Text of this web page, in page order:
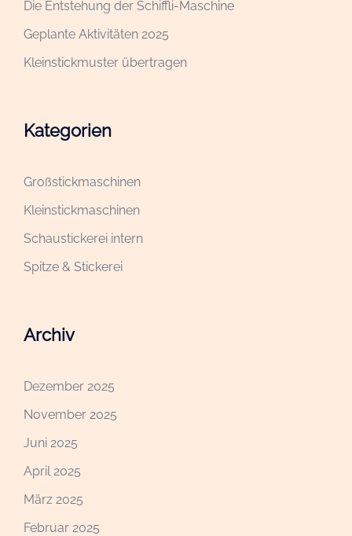
Die Entstehung der Schiffli-Maschine
Geplante Aktivitäten 2025
Kleinstickmuster übertragen
Kategorien
Großstickmaschinen
Kleinstickmaschinen
Schaustickerei intern
Spitze & Stickerei
Archiv
Dezember 2025
November 2025
Juni 2025
April 2025
März 2025
Februar 2025